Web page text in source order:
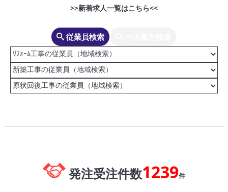
>>新着求人一覧はこちら<<
従業員検索
発注受注件数1239件